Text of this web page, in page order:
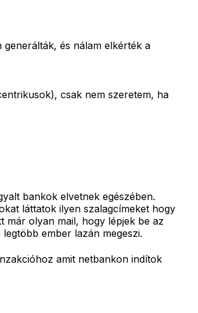
és nálam elkérték a
csak nem szeretem, ha
bankok elvetnek egészében.
láttatok ilyen szalagcímeket hogy
már olyan mail, hogy lépjek be az
ember lazán megeszi.
amit netbankon indítok